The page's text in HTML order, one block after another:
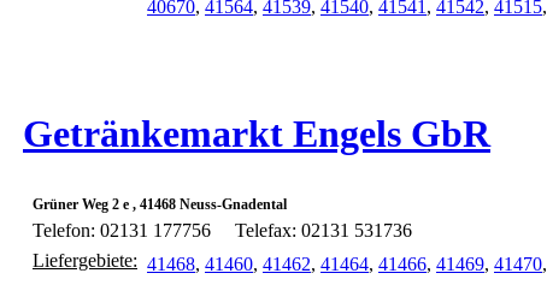
40670, 41564, 41539, 41540, 41541 , 41542, 41515,
Getränkemarkt Engels GbR
Grüner Weg 2 e , 41468 Neuss-Gnadental
Telefon: 02131 177756
Telefax: 02131 531736
Liefergebiete: 41468, 41460, 41462, 41464, 41466, 41469, 41470,